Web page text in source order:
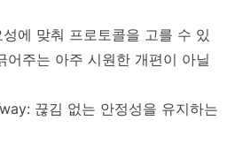
에 맞춰 프로토콜을 고를 수 있
어주는 아주 시원한 개편이 아닐
끊김 없는 안정성을 유지하는